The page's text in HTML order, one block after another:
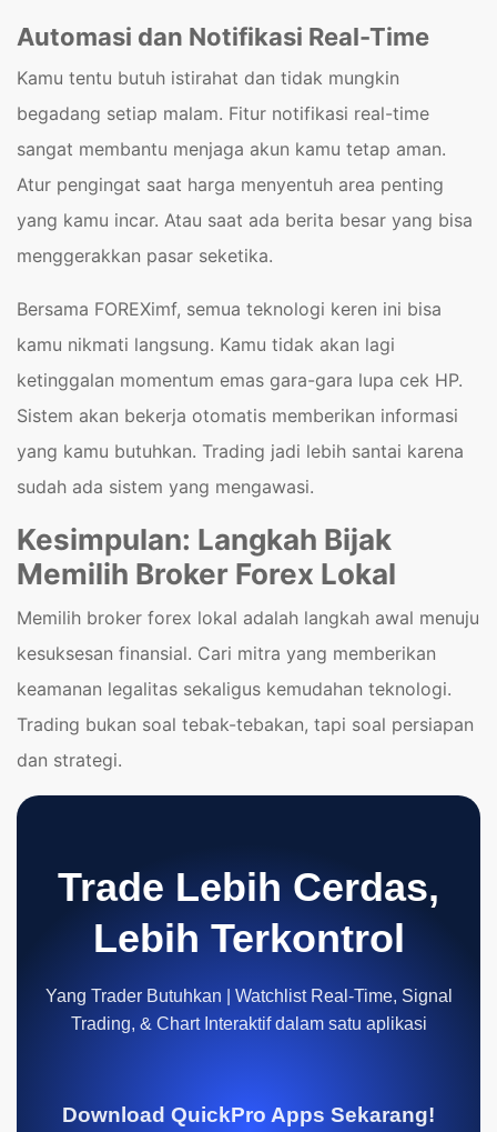
Automasi dan Notifikasi Real-Time
Kamu tentu butuh istirahat dan tidak mungkin
begadang setiap malam. Fitur notifikasi real-time
sangat membantu menjaga akun kamu tetap aman.
Atur pengingat saat harga menyentuh area penting
yang kamu incar. Atau saat ada berita besar yang bisa
menggerakkan pasar seketika.
Bersama FOREXimf, semua teknologi keren ini bisa
kamu nikmati langsung. Kamu tidak akan lagi
ketinggalan momentum emas gara-gara lupa cek HP.
Sistem akan bekerja otomatis memberikan informasi
yang kamu butuhkan. Trading jadi lebih santai karena
sudah ada sistem yang mengawasi.
Kesimpulan: Langkah Bijak
Memilih Broker Forex Lokal
Memilih broker forex lokal adalah langkah awal menuju
kesuksesan finansial. Cari mitra yang memberikan
keamanan legalitas sekaligus kemudahan teknologi.
Trading bukan soal tebak-tebakan, tapi soal persiapan
dan strategi.
Trade Lebih Cerdas,
Lebih Terkontrol
Yang Trader Butuhkan | Watchlist Real-Time, Signal
Trading, & Chart Interaktif dalam satu aplikasi
Download QuickPro Apps Sekarang!